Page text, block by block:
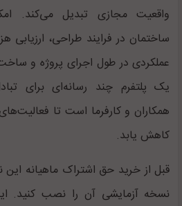
واقعیت مجازی تبدیل می‌کند.
ساختمان در فرایند طراحی، ارزیابی
عملکردی در طول اجرای پروژه و
یک پلتفرم چند رسانه‌ای برای
همکاران و کارفرما است تا
کاهش یابد.
قبل از خرید حق اشتراک ماهیانه این
نسخه آزمایشی آن را نصب کنید.